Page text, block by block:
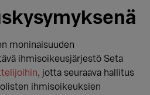
moninaisuuden
ihmisoikeusjärjestö Seta
, jotta seuraava hallitus
ihmisoikeuksien